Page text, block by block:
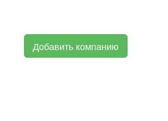
Добавить компанию